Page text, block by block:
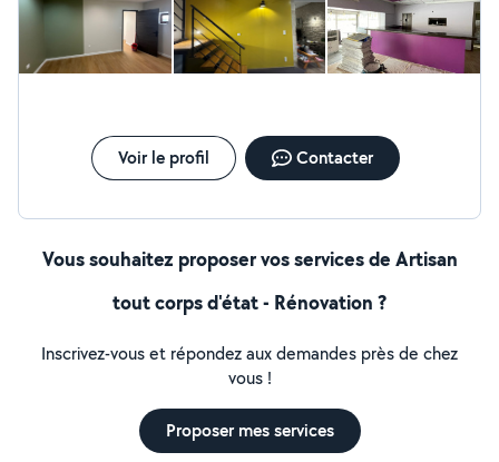
Voir le profil Contacter
Vous souhaitez proposer vos services de Artisan
tout corps d'état - Rénovation ?
Inscrivez-vous et répondez aux demandes près de chez
vous !
Proposer mes services